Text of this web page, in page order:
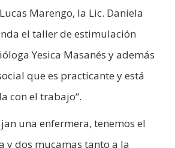
Marengo, la Lic. Daniela
el taller de estimulación
Yesica Masanés y además
que es practicante y está
con el trabajo“.
una enfermera, tenemos el
y dos mucamas tanto a la